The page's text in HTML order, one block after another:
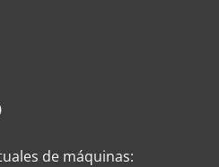
de máquinas: